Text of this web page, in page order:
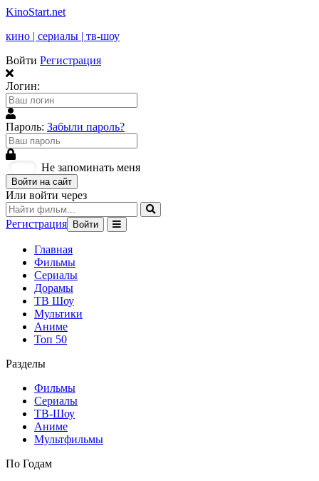
KinoStart.net
кино | сериалы | тв-шоу
Войти Регистрация
Логин:
Пароль: Забыли пароль?
Не запоминать меня
Войти на сайт
Или войти через
Регистрация Войти
Главная
Фильмы
Сериалы
Дорамы
ТВ Шоу
Мультики
Аниме
Топ 50
Разделы
Фильмы
Сериалы
ТВ-Шоу
Аниме
Мультфильмы
По Годам